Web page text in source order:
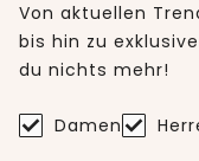
Von aktuellen
bis hin zu
du nichts mehr!
Damen